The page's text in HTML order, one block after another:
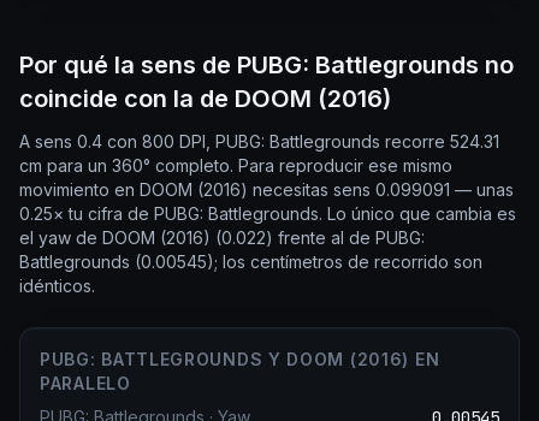
Por qué la sens de PUBG: Battlegrounds no
coincide con la de DOOM (2016)
A sens 0.4 con 800 DPI, PUBG: Battlegrounds recorre 524.31
cm para un 360° completo. Para reproducir ese mismo
movimiento en DOOM (2016) necesitas sens 0.099091 — unas
0.25× tu cifra de PUBG: Battlegrounds. Lo único que cambia es
el yaw de DOOM (2016) (0.022) frente al de PUBG:
Battlegrounds (0.00545); los centímetros de recorrido son
idénticos.
PUBG: BATTLEGROUNDS Y DOOM (2016) EN
PARALELO
PUBG: Battlegrounds · Yaw